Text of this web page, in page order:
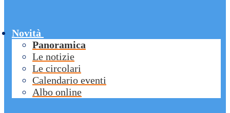
Novità
Panoramica
Le notizie
Le circolari
Calendario eventi
Albo online